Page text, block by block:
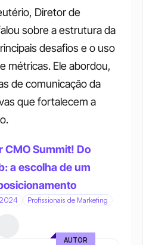
Diretor de
sobre a estrutura da
desafios e o uso
métricas. Ele abordou,
de comunicação da
que fortalecem a
CMO Summit! Do
a escolha de um
Profissionais de Marketing
AUTOR